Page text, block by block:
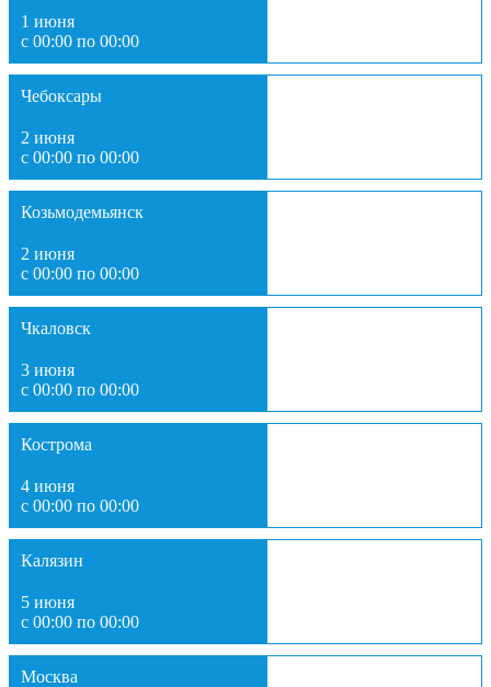
1 июня
с 00:00 по 00:00
Чебоксары
2 июня
с 00:00 по 00:00
Козьмодемьянск
2 июня
с 00:00 по 00:00
Чкаловск
3 июня
с 00:00 по 00:00
Кострома
4 июня
с 00:00 по 00:00
Калязин
5 июня
с 00:00 по 00:00
Москва